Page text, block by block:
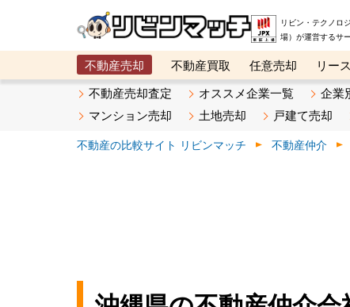
リビン・テクノロ
場）が運営する
不動産売却 不動産買取 任意売却 リー
メタ住宅展示場
ベスト不動産カンパニー オ
不動産売却査定 オススメ企業一覧 企業
マンション売却
土地売却 戸建て売却
不動産の比較サイト リビンマッチ 不動産仲介